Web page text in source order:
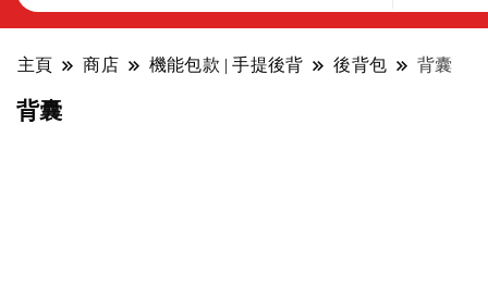
主頁 商店 機能包款 | 手提後背 後背包 背囊
背囊